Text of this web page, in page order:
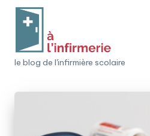
content
à
l'i
le blog de l'infirmière scolaire